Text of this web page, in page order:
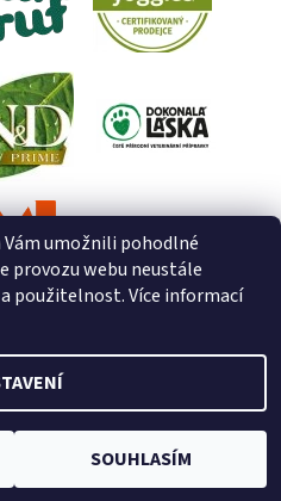
vyhrazena
umožnili pohodlné
provozu webu neustále
použitelnost. Více informací
SOUHLASÍM